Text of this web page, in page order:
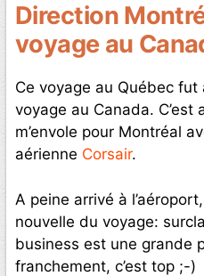
Direction
voyage au
Ce voyage au Québec fut
voyage au Canada. C’est
m’envole pour Montréal
aérienne Corsair.
A peine arrivé à
nouvelle du voyage:
business est une grande
franchement, c’est top ;-)